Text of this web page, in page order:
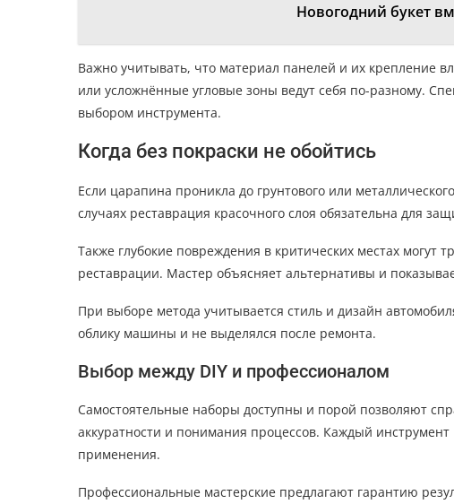
Новогодний букет
Важно учитывать, что материал панелей и их крепление
или усложнённые угловые зоны ведут себя по-разному.
выбором инструмента.
Когда без покраски не обойтись
Если царапина проникла до грунтового или
случаях реставрация красочного слоя обязательна для
Также глубокие повреждения в критических местах могут
реставрации. Мастер объясняет альтернативы и
При выборе метода учитывается стиль и дизайн
облику машины и не выделялся после ремонта.
Выбор между DIY и профессионалом
Самостоятельные наборы доступны и порой позволяют
аккуратности и понимания процессов. Каждый
применения.
Профессиональные мастерские предлагают гарантию